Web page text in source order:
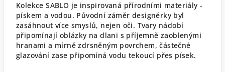
Kolekce SABLO je inspirovaná přírodními materiály -
pískem a vodou. Původní záměr designérky byl
zasáhnout více smyslů, nejen oči. Tvary nádobí
připomínají oblázky na dlani s příjemně zaoblenými
hranami a mírně zdrsněným povrchem, částečné
glazování zase připomíná vodu tekoucí přes písek.